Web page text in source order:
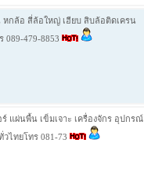
หกล้อ สี่ล้อใหญ่ เฮียบ สิบล้อติดเครน
089-479-8853
แผ่นพื้น เข็มเจาะ เครื่องจักร อุปกรณ์
ไทยโทร 081-73